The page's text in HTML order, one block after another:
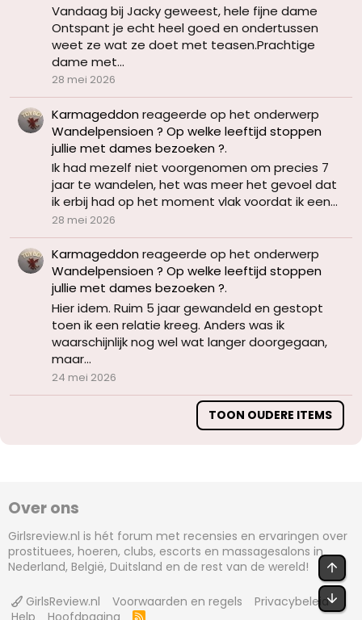
Vandaag bij Jacky geweest, hele fijne dame
Ontspant je echt heel goed en ondertussen
weet ze wat ze doet met teasen.Prachtige
dame met...
28 mei 2026
Karmageddon reageerde op het onderwerp
Wandelpensioen ? Op welke leeftijd stoppen
jullie met dames bezoeken ?.
Ik had mezelf niet voorgenomen om precies 7
jaar te wandelen, het was meer het gevoel dat
ik erbij had op het moment vlak voordat ik een...
28 mei 2026
Karmageddon reageerde op het onderwerp
Wandelpensioen ? Op welke leeftijd stoppen
jullie met dames bezoeken ?.
Hier idem. Ruim 5 jaar gewandeld en gestopt
toen ik een relatie kreeg. Anders was ik
waarschijnlijk nog wel wat langer doorgegaan,
maar...
24 mei 2026
TOON OUDERE ITEMS
Over ons
Girlsreview.nl is hét forum met recensies en ervaringen over
prostituees, hoeren, clubs, escorts en massagesalons in
Nederland, België, Duitsland en de rest van de wereld!
GirlsReview.nl Voorwaarden en regels
Privacybeleid
Help
Hoofdpagina R